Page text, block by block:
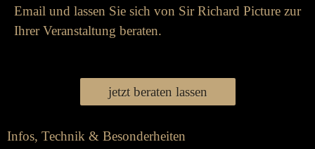
Email und lassen Sie sich von Sir Richard Picture zur
Ihrer Veranstaltung beraten.
jetzt beraten lassen
Infos, Technik & Besonderheiten